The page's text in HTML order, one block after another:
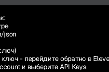
json
- перейдите обратно в
и выберите API Keys